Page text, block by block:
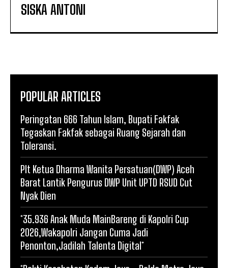
SISKA ANTONI
POPULAR ARTICLES
Peringatan 666 Tahun Islam, Bupati Fakfak
Tegaskan Fakfak sebagai Ruang Sejarah dan
Toleransi.
Plt Ketua Dharma Wanita Persatuan(DWP) Aceh
Barat Lantik Pengurus DWP Unit UPTD RSUD Cut
Nyak Dien
*35.936 Anak Muda MainBareng di Kapolri Cup
2026,Wakapolri Jangan Cuma Jadi
Penonton,Jadilah Talenta Digital*